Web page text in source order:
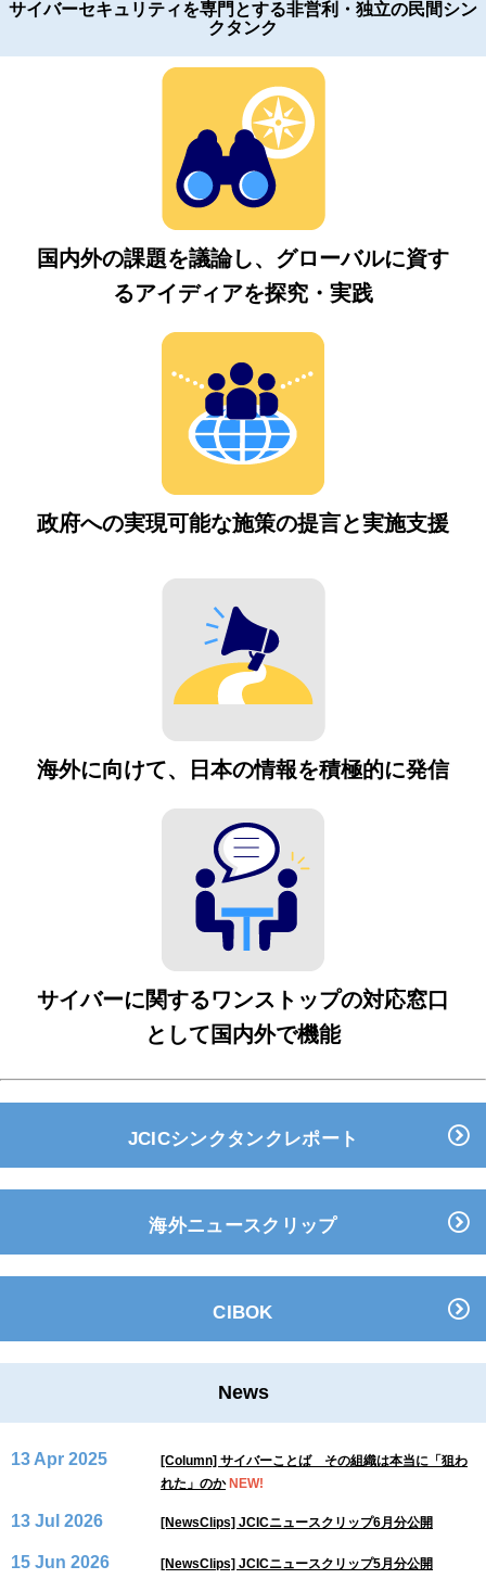
サイバーセキュリティを専門とする非営利・独立の民間シン
クタンク
国内外の課題を議論し、グローバルに資す
るアイディアを探究・実践
政府への実現可能な施策の提言と実施支援
海外に向けて、日本の情報を積極的に発信
サイバーに関するワンストップの対応窓口
として国内外で機能
JCICシンクタンクレポート
海外ニュースクリップ
CIBOK
News
13 Apr 2025
[Column] サイバーことば その組織は本当に「狙わ
れた」のか NEW!
13 Jul 2026 [NewsClips] JCICニュースクリップ6月分公開
15 Jun 2026 [NewsClips] JCICニュースクリップ5月分公開